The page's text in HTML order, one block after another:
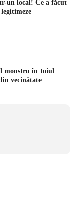
un local! Ce a făcut
monstru în toiul
vecinătate